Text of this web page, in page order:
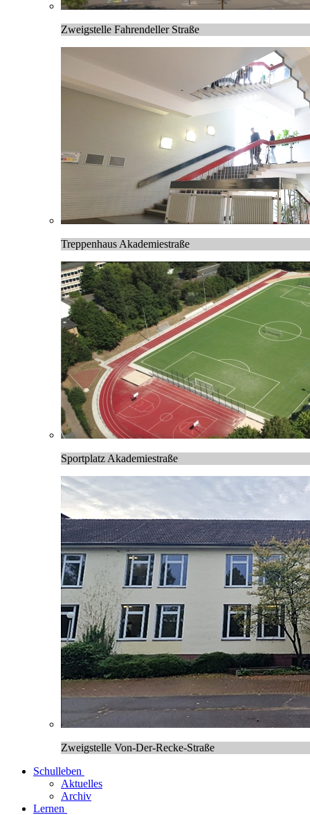
Zweigstelle Fahrendeller Straße
Treppenhaus Akademiestraße
Sportplatz Akademiestraße
Zweigstelle Von-Der-Recke-Straße
Schulleben
Aktuelles
Archiv
Lernen